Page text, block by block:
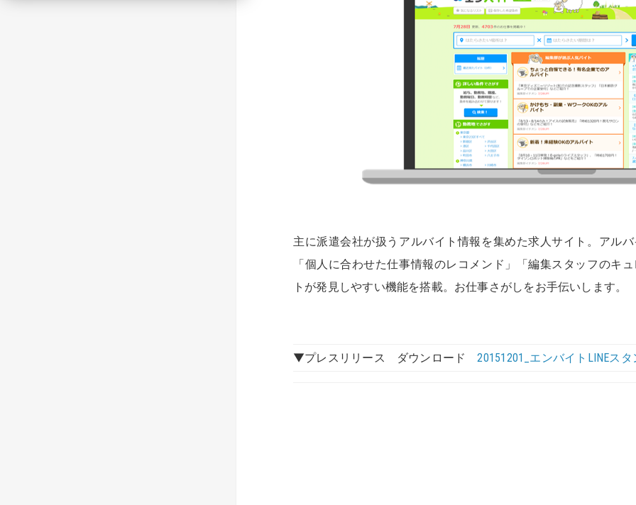
主に派遣会社が扱うアルバイト情報を集めた求人サイト。アル
「個人に合わせた仕事情報のレコメンド」「編集スタッフのキ
トが発見しやすい機能を搭載。お仕事さがしをお手伝いします。
▼プレスリリース ダウンロード20151201_エンバイトLINEスタ